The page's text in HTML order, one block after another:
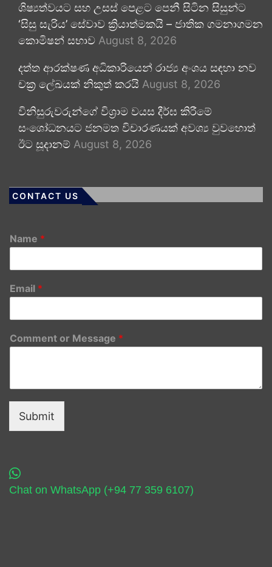
ශිෂ්‍යත්වයට සහ උසස් පෙළට පෙනී සිටින සිසුන්ට
‘සිසු සැරිය’ සේවාව ක්‍රියාත්මකයි – ජාතික ගමනාගමන
කොමිෂන් සභාව August 8, 2026
දත්ත ආරක්ෂණ අධිකාරියෙන් රාජ්‍ය අංශය සඳහා නව
චක්‍ර ලේඛයක් නිකුත් කරයි August 8, 2026
විනිසුරුවරුන්ගේ විශ්‍රාම වයස දීර්ඝ කිරීමේ
සංශෝධනයට ජනමත විචාරණයක් අවශ්‍ය වුවහොත්
ඊට සූදානම් August 8, 2026
CONTACT US
Name *
Email *
Comment or Message *
Submit
Chat on WhatsApp (+94 77 359 6107)